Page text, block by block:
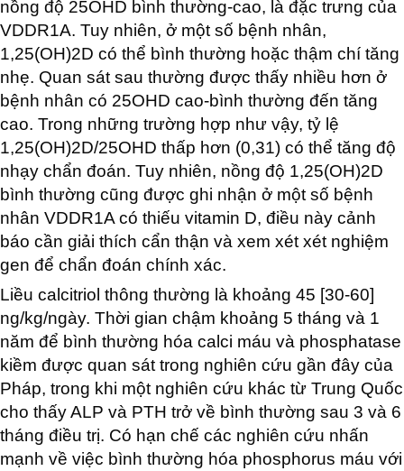
nồng độ 25OHD bình thường-cao, là đặc trưng của
VDDR1A. Tuy nhiên, ở một số bệnh nhân,
1,25(OH)2D có thể bình thường hoặc thậm chí tăng
nhẹ. Quan sát sau thường được thấy nhiều hơn ở
bệnh nhân có 25OHD cao-bình thường đến tăng
cao. Trong những trường hợp như vậy, tỷ lệ
1,25(OH)2D/25OHD thấp hơn (0,31) có thể tăng độ
nhạy chẩn đoán. Tuy nhiên, nồng độ 1,25(OH)2D
bình thường cũng được ghi nhận ở một số bệnh
nhân VDDR1A có thiếu vitamin D, điều này cảnh
báo cần giải thích cẩn thận và xem xét xét nghiệm
gen để chẩn đoán chính xác.
Liều calcitriol thông thường là khoảng 45 [30-60]
ng/kg/ngày. Thời gian chậm khoảng 5 tháng và 1
năm để bình thường hóa calci máu và phosphatase
kiềm được quan sát trong nghiên cứu gần đây của
Pháp, trong khi một nghiên cứu khác từ Trung Quốc
cho thấy ALP và PTH trở về bình thường sau 3 và 6
tháng điều trị. Có hạn chế các nghiên cứu nhấn
mạnh về việc bình thường hóa phosphorus máu với